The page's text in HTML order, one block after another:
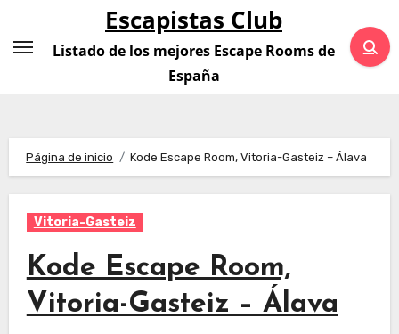
contenido
Escapistas Club
Listado de los mejores Escape Rooms de
España
Página de inicio Kode Escape Room, Vitoria-Gasteiz – Álava
Vitoria-Gasteiz
Kode Escape Room,
Vitoria-Gasteiz – Álava